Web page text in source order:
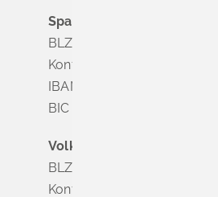
Sparkasse
BLZ 683 518 65
Konto Nr. 8 028 524
IBAN DE63 6835 1865 0008
BIC SOLADES1MGL
Volksbank Dreiländereck
BLZ 683 900 00
Konto Nr. 3 500 004